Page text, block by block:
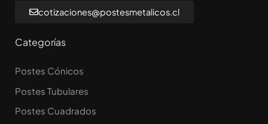
cotizaciones@postesmetalicos.cl
Categorías
Postes Cónicos
Postes Tubulares
Postes Cuadrados